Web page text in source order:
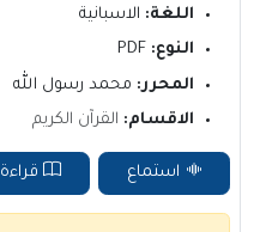
اللغة: الاسبانية
النوع:
المحرر: محمد رسول الله
الاقسام: القرآن الكريم
استماع قراءة